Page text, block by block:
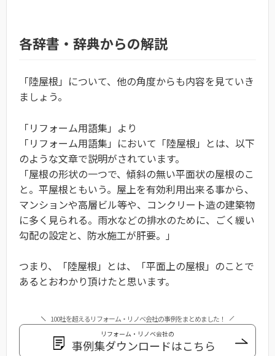
各辞書・辞典からの解説
「陸屋根」について、他の角度からも内容を見ていき
ましょう。
「リフォーム用語集」より
「リフォーム用語集」において「陸屋根」とは、以下
のような文章で説明がされています。
「屋根の形状の一つで、傾斜の無い平面状の屋根のこ
と。平屋根ともいう。屋上を有効利用出来る事から、
マンションや高層ビル等や、コンクリート造の建築物
に多く見られる。雨水などの排水のために、ごく緩い
勾配の設定と、防水施工が肝要。」
つまり、「陸屋根」とは、「平面上の屋根」のことで
あるとおわかり頂けたと思います。
100社を超えるリフォーム・リノベ会社の事例をまとめました！
リフォーム・リノベ会社の
事例集ダウンロードはこちら